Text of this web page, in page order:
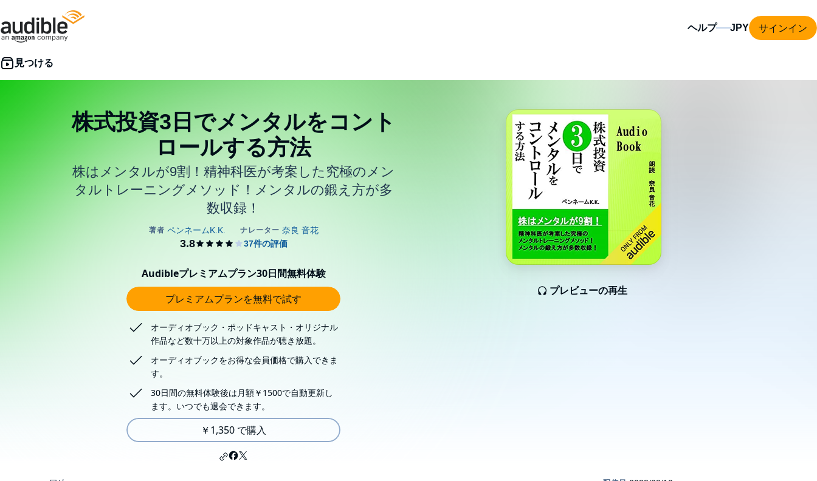
ヘルプ サインイン
株式投資3日でメンタルをコント
ロールする方法
株はメンタルが9割！精神科医が考案した究極のメン
タルトレーニングメソッド！メンタルの鍛え方が多
数収録！
プレビューの再生
Audibleプレミアムプラン30日間無料体験
プレミアムプランを無料で試す
オーディオブック・ポッドキャスト・オリジナル
作品など数十万以上の対象作品が聴き放題。
オーディオブックをお得な会員価格で購入できま
す。
30日間の無料体験後は月額￥1500で自動更新し
ます。いつでも退会できます。
￥1,350 で購入